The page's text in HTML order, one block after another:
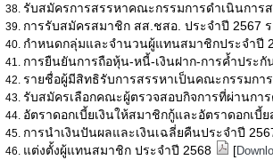
รับสมัครการสรรหาคณะกรรมการดำเนินการ
การรับสมัครสมาชิก สส.ชสอ. ประจำปี 2567 ร
กำหนดกลุ่มและจำนวนผู้แทนสมาชิกประจำปี
การยืนยันการถือหุ้น-หนี้-เงินฝาก-การค้ำประ
รายชื่อผู้มีสิทธิรับการสรรหาเป็นคณะกรรมกา
รับสมัครเลือกคณะผู้ตรวจสอบกิจการที่ผ่านกา
อัตราดอกเบี้ยเงินให้สมาชิกกู้และอัตราดอกเบี้
การนำเงินปันผลและเงินเฉลี่ยคืนประจำปี
แต่งตั้งผู้แทนสมาชิก ประจำปี 2568
[